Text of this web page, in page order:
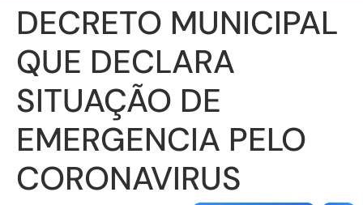
DECRETO MUNICIPAL
QUE DECLARA
SITUAÇÃO DE
EMERGENCIA PELO
CORONAVIRUS